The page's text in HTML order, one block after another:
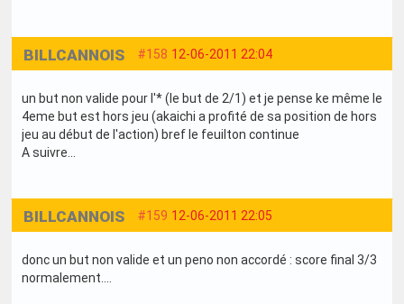
#158 12-06-2011 22:04
BILLCANNOIS
un but non valide pour l'* (le but de 2/1) et je pense ke même le
4eme but est hors jeu (akaichi a profité de sa position de hors
jeu au début de l'action) bref le feuilton continue
A suivre...
#159 12-06-2011 22:05
BILLCANNOIS
donc un but non valide et un peno non accordé : score final 3/3
normalement....